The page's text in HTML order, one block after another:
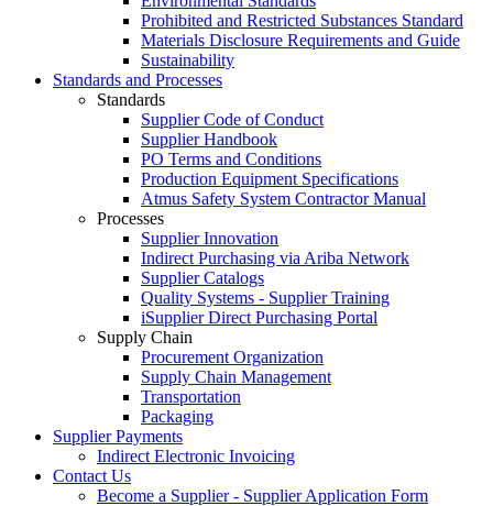
Prohibited and Restricted Substances Standard
Materials Disclosure Requirements and Guide
Sustainability
Standards and Processes
Standards
Supplier Code of Conduct
Supplier Handbook
PO Terms and Conditions
Production Equipment Specifications
Atmus Safety System Contractor Manual
Processes
Supplier Innovation
Indirect Purchasing via Ariba Network
Supplier Catalogs​
Quality Systems - Supplier Training
iSupplier Direct Purchasing Portal
Supply Chain
Procurement Organization
Supply Chain Management
Transportation​
Packaging​
Supplier Payments
Indirect Electronic Invoicing
Contact Us
Become a Supplier - Supplier Application Form